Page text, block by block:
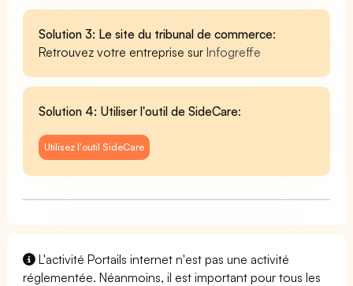
Solution 3: Le site du tribunal de commerce:
Retrouvez votre entreprise surInfogreffe
Solution 4: Utiliser l'outil de SideCare:
Utilisez l'outil SideCare
L'activité Portails internet n'est pas une activité
réglementée. Néanmoins, il est important pour tous les